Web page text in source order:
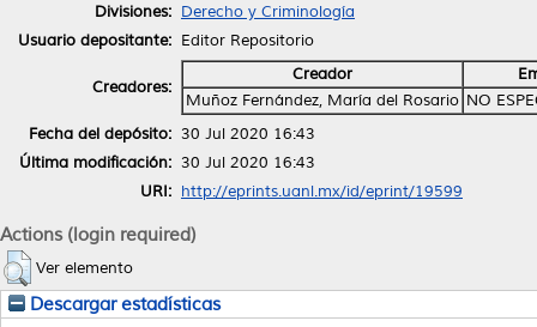
Divisiones: Derecho y Criminología
Usuario depositante: Editor Repositorio
Creadores:
Creador
Muñoz Fernández, María del Rosario NO
Fecha del depósito: 30 Jul 2020 16:43
Última modificación: 30 Jul 2020 16:43
URI: http://eprints.uanl.mx/id/eprint/19599
Actions (login required)
Ver elemento
Descargar estadísticas